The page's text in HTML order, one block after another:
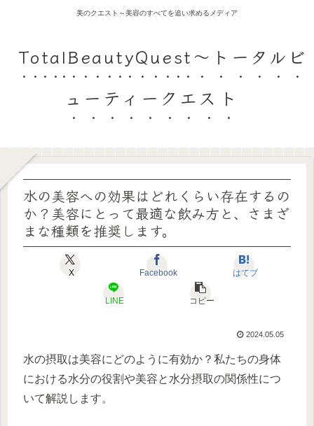
美のクエスト～美容のすべてを追い求めるメディア
TotalBeautyQuest～トータルビ
ューティークエスト
水の美容への効果はどれくらい存在するの
か？美容にとって最適な飲み方と、さまざ
まな種類を推奨します。
X Facebook はてブ
LINE コピー
2024.05.05
水の摂取は美容にどのように有効か？私たちの身体
における水分の役割や美容と水分摂取の関係性につ
いて解説します。